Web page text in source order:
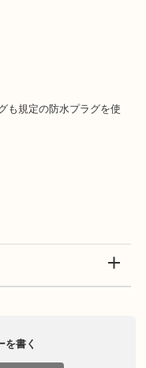
も規定の防水プラグを使
を書く